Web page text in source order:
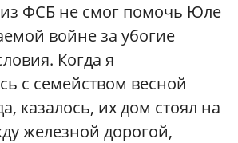
из ФСБ не смог помочь Юле
войне за убогие
Когда я
с семейством весной
казалось, их дом стоял на
железной дорогой,